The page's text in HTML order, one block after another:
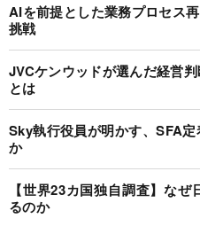
AIを前提とした業務プロセス
挑戦
JVCケンウッドが選んだ経営
とは
Sky執行役員が明かす、SFA
か
【世界23カ国独自調査】な
るのか